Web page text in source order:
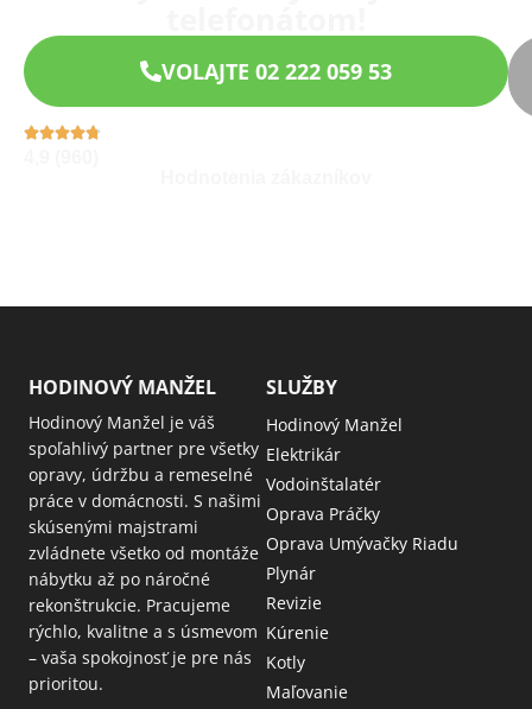
VOLAJTE 02 222 059 53
HODINOVÝ MANŽEL
Hodinový Manžel je váš
spoľahlivý partner pre všetky
opravy, údržbu a remeselné
práce v domácnosti. S našimi
skúsenými majstrami
zvládnete všetko od montáže
nábytku až po náročné
rekonštrukcie. Pracujeme
rýchlo, kvalitne a s úsmevom
– vaša spokojnosť je pre nás
prioritou.
SLUŽBY
Hodinový Manžel
Elektrikár
Vodoinštalatér
Oprava Práčky
Oprava Umývačky Riadu
Plynár
Revizie
Kúrenie
Kotly
Maľovanie